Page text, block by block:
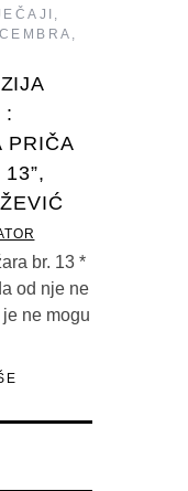
,
:
PRIČA
br. 13 *
od nje ne
ne mogu